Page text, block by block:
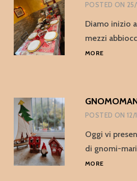
TRA
FISICA
E
POSTED ON
Diamo inizio
mezzi
MORE
POSTED ON 12/
Oggi vi
di gnomi-
MORE